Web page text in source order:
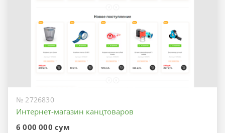
№ 2726830
Интернет-магазин канцтоваров
6 000 000 сум